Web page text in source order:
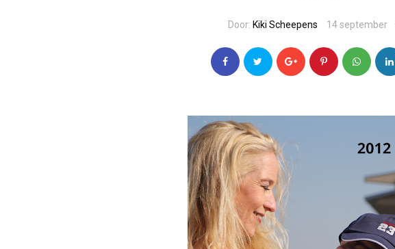
Door: Kiki Scheepens 14 september